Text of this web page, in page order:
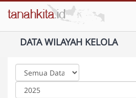
DATA WILAYAH KELOLA